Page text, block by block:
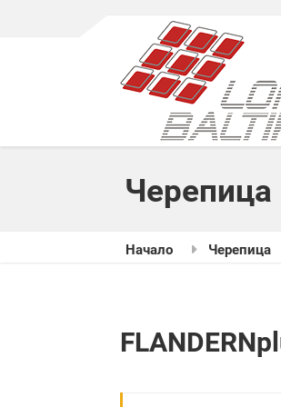
Черепица
Начало Черепица